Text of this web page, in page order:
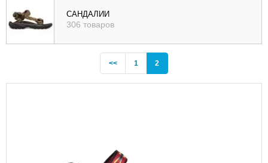
САНДАЛИИ
306 товаров
<<Previous
1 2